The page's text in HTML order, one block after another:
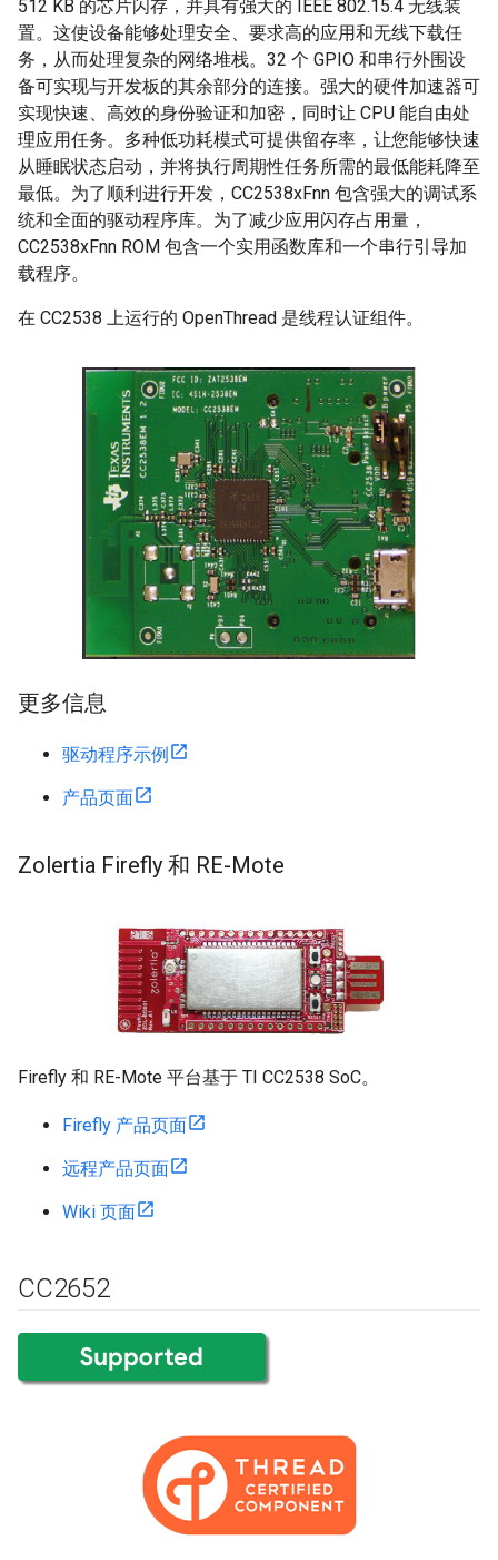
512 KB 的芯片闪存，并具有强大的 IEEE 802.15.4 无线装
置。这使设备能够处理安全、要求高的应用和无线下载任
务，从而处理复杂的网络堆栈。32 个 GPIO 和串行外围设
备可实现与开发板的其余部分的连接。强大的硬件加速器可
实现快速、高效的身份验证和加密，同时让 CPU 能自由处
理应用任务。多种低功耗模式可提供留存率，让您能够快速
从睡眠状态启动，并将执行周期性任务所需的最低能耗降至
最低。为了顺利进行开发，CC2538xFnn 包含强大的调试系
统和全面的驱动程序库。为了减少应用闪存占用量，
CC2538xFnn ROM 包含一个实用函数库和一个串行引导加
载程序。
在 CC2538 上运行的 OpenThread 是线程认证组件。
更多信息
驱动程序示例
产品页面
Zolertia Firefly 和 RE-Mote
Firefly 和 RE-Mote 平台基于 TI CC2538 SoC。
Firefly 产品页面
远程产品页面
Wiki 页面
CC2652